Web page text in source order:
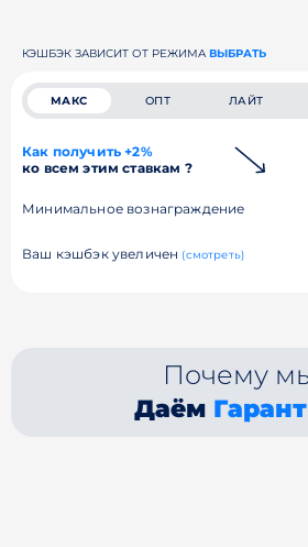
КЭШБЭК ЗАВИСИТ ОТ РЕЖИМА ВЫБРАТЬ
МАКС ОПТ ЛАЙТ
Как получить +2%
ко всем этим ставкам ?
Минимальное вознаграждение
Ваш кэшбэк увеличен (смотреть)
Почему
Даём